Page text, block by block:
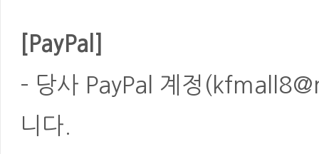
[PayPal]
- 당사 PayPal 계정
니다.